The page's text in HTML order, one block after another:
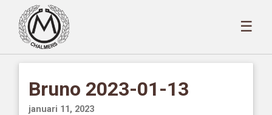
☰
Bruno 2023-01-13
januari 11, 2023